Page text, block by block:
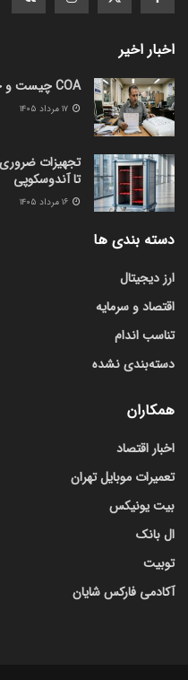
اخبار اخیر
COA چیست و چرا بدون آن نباید ماده شیمیایی خرید؟
تجهیزات
تا آندوسکوپی
دسته بندی ها
ارز دیجیتال
اقتصاد و سرمایه
تناسب اندام
دسته‌بندی نشده
همکاران
اخبار اقتصاد
تعمیرات موبایل تهران
بیت یونیکس
ال بانک
توبیت
آکادمی فارکس شایان